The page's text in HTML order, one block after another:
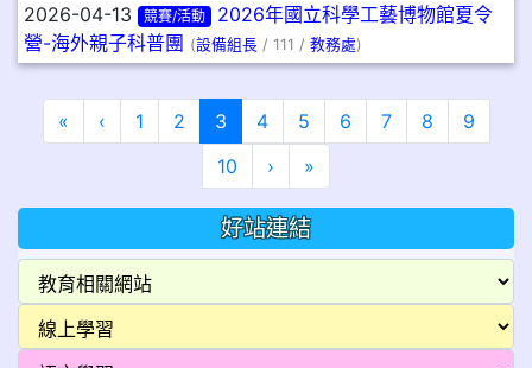
2026-04-13 競賽/活動
2026年國立科學工藝博物館夏令
營-海外親子科普團 (設備組長 / 111 / 教務處)
« 第一頁
‹上一頁
1 2 3(目前頁次)
4 5 6 7 8
9
10
›下一頁
»最後頁
好站連結